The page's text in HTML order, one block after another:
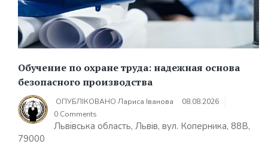
Обучение по охране труда: надежная основа
безопасного производства
ОПУБЛІКОВАНО Лариса Іванова
08.08.2026
0 Comments
Львівська область, Львів, вул. Коперника, 88В,
79000